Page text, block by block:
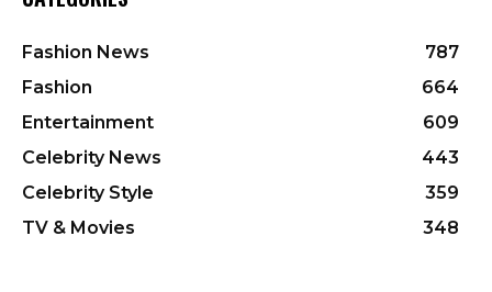
Fashion News
787
Fashion
664
Entertainment
609
Celebrity News
443
Celebrity Style
359
TV & Movies
348